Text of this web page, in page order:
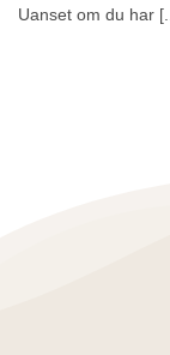
Uanset om du har